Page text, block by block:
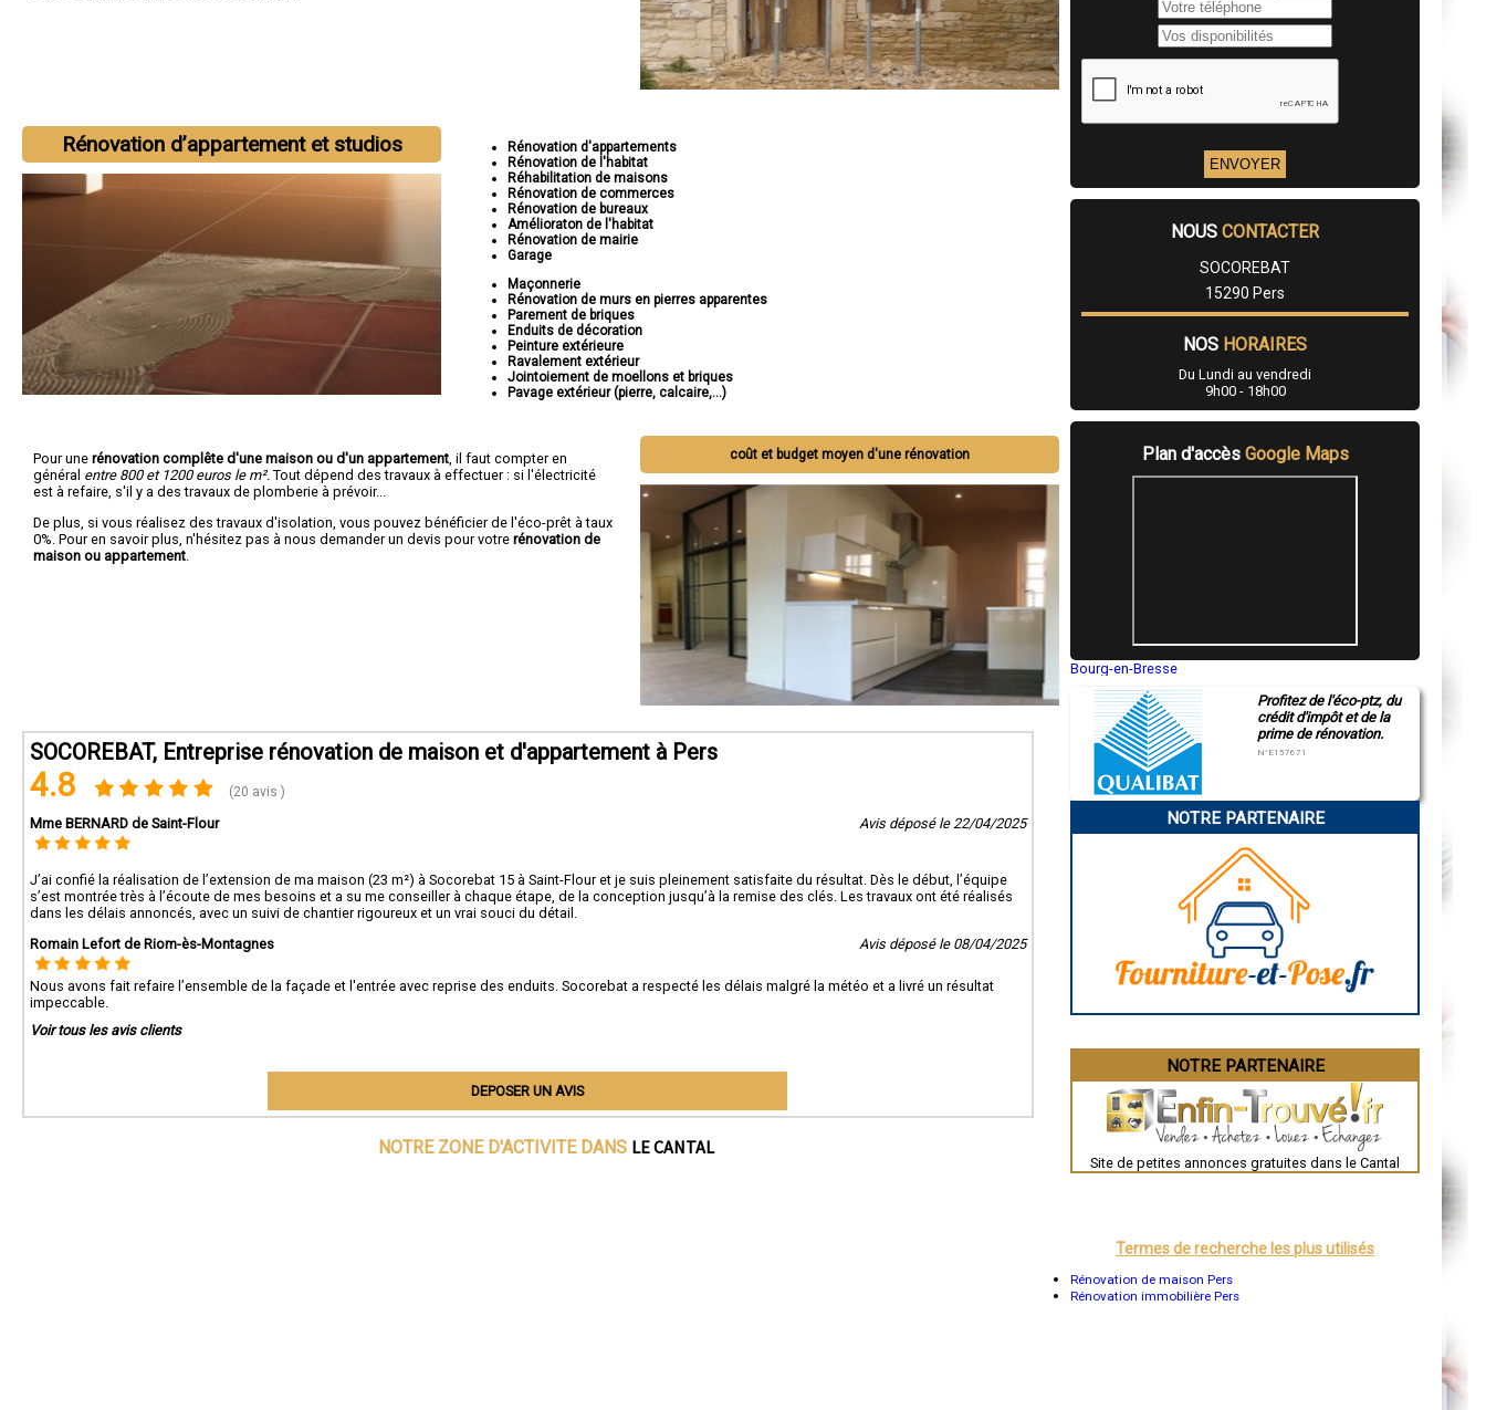
Rénovation d’appartement et studios
Rénovation d'appartements
Rénovation de l'habitat
Réhabilitation de maisons
Rénovation de commerces
Rénovation de bureaux
Amélioraton de l'habitat
Rénovation de mairie
Garage
Maçonnerie
Rénovation de murs en pierres apparentes
Parement de briques
Enduits de décoration
Peinture extérieure
Ravalement extérieur
Jointoiement de moellons et briques
Pavage extérieur (pierre, calcaire,...)
coût et budget moyen d'une rénovation
Pour une rénovation complête d'une maison ou d'un appartement , il faut compter en
général entre 800 et 1200 euros le m². Tout dépend des travaux à effectuer : si l'électricité
est à refaire, s'il y a des travaux de plomberie à prévoir...
De plus, si vous réalisez des travaux d'isolation, vous pouvez bénéficier de l'éco-prêt à taux
0%. Pour en savoir plus, n'hésitez pas à nous demander un devis pour votre rénovation de
maison ou appartement
SOCOREBAT, Entreprise rénovation de maison et d'appartement à Pers
4.8 (20 avis )
Mme BERNARD de Saint-Flour Avis déposé le 22/04/2025
J’ai confié la réalisation de l’extension de ma maison (23 m²) à Socorebat 15 à Saint-Flour et je suis pleinement satisfaite du résultat. Dès le début, l’équipe
s’est montrée très à l’écoute de mes besoins et a su me conseiller à chaque étape, de la conception jusqu’à la remise des clés. Les travaux ont été réalisés
dans les délais annoncés, avec un suivi de chantier rigoureux et un vrai souci du détail.
Romain Lefort de Riom-ès-Montagnes
Avis déposé le 08/04/2025
Nous avons fait refaire l’ensemble de la façade et l'entrée avec reprise des enduits. Socorebat a respecté les délais malgré la météo et a livré un résultat
impeccable.
Voir tous les avis clients
DEPOSER UN AVIS
NOTRE ZONE D'ACTIVITE DANS LE CANTAL
NOUS CONTACTER
SOCOREBAT
15290 Pers
NOS HORAIRES
Du Lundi au vendredi
9h00 - 18h00
Plan d'accès Google Maps
Bourg-en-Bresse
Montluçon
Manosque
Gap
Charleville-Mézières
Pamiers
Narbonne
Brive-la-Gaillarde
Guéret
Besançon
Évreux
Chartres
Nîmes
Auch
Dole
Mont-de-Marsan
Profitez de l'éco-ptz, du
crédit d'impôt et de la
prime de rénovation.
N°E157671
NOTRE PARTENAIRE
NOTRE PARTENAIRE
Site de petites annonces gratuites dans le Cantal
Termes de recherche les plus utilisés
Rénovation de maison Pers
Rénovation immobilière Pers